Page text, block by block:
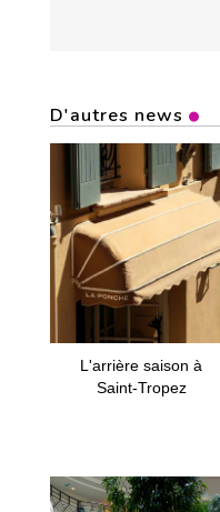
D'autres news
L'arrière saison à
Saint-Tropez